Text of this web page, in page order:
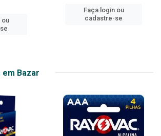
ou
Faça login ou
cadastre-se
em Bazar